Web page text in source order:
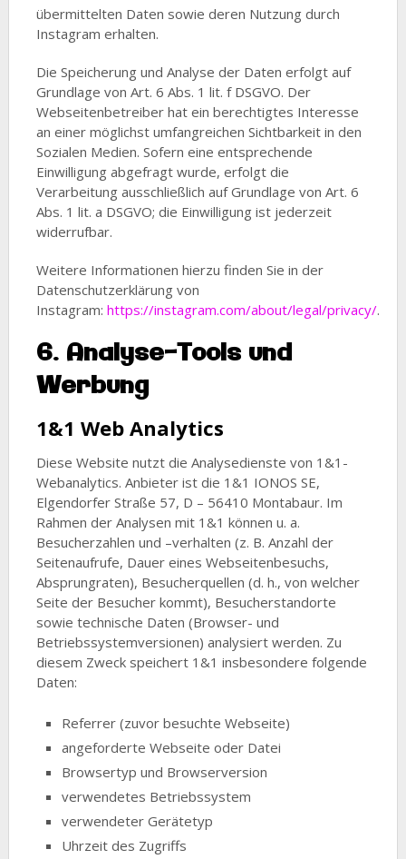
übermittelten Daten sowie deren Nutzung durch
Instagram erhalten.
Die Speicherung und Analyse der Daten erfolgt auf
Grundlage von Art. 6 Abs. 1 lit. f DSGVO. Der
Webseitenbetreiber hat ein berechtigtes Interesse
an einer möglichst umfangreichen Sichtbarkeit in den
Sozialen Medien. Sofern eine entsprechende
Einwilligung abgefragt wurde, erfolgt die
Verarbeitung ausschließlich auf Grundlage von Art. 6
Abs. 1 lit. a DSGVO; die Einwilligung ist jederzeit
widerrufbar.
Weitere Informationen hierzu finden Sie in der
Datenschutzerklärung von
Instagram: https://instagram.com/about/legal/privacy/.
6. Analyse-Tools und
Werbung
1&1 Web Analytics
Diese Website nutzt die Analysedienste von 1&1-
Webanalytics. Anbieter ist die 1&1 IONOS SE,
Elgendorfer Straße 57, D – 56410 Montabaur. Im
Rahmen der Analysen mit 1&1 können u. a.
Besucherzahlen und –verhalten (z. B. Anzahl der
Seitenaufrufe, Dauer eines Webseitenbesuchs,
Absprungraten), Besucherquellen (d. h., von welcher
Seite der Besucher kommt), Besucherstandorte
sowie technische Daten (Browser- und
Betriebssystemversionen) analysiert werden. Zu
diesem Zweck speichert 1&1 insbesondere folgende
Daten:
Referrer (zuvor besuchte Webseite)
angeforderte Webseite oder Datei
Browsertyp und Browserversion
verwendetes Betriebssystem
verwendeter Gerätetyp
Uhrzeit des Zugriffs